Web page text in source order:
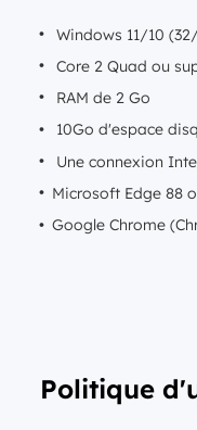
Windows 11/10
Core 2 Quad ou
RAM de 2 Go
10Go d'espace
Une connexion
Microsoft Edge 88
Google Chrome
Politique